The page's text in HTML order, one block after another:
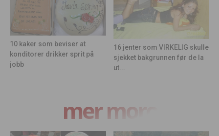
10 kaker som beviser at
konditorer drikker sprit på
jobb
16 jenter som VIRKELIG skulle
sjekket bakgrunnen før de la
ut...
mer moro